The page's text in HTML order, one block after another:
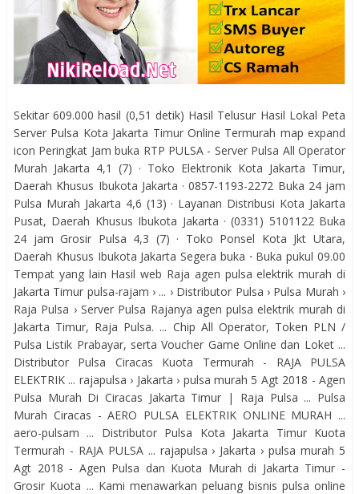
Sekitar 609.000 hasil (0,51 detik) Hasil Telusur Hasil Lokal Peta
Server Pulsa Kota Jakarta Timur Online Termurah map expand
icon Peringkat Jam buka RTP PULSA - Server Pulsa All Operator
Murah Jakarta 4,1 (7) · Toko Elektronik Kota Jakarta Timur,
Daerah Khusus Ibukota Jakarta · 0857-1193-2272 Buka 24 jam
Pulsa Murah Jakarta 4,6 (13) · Layanan Distribusi Kota Jakarta
Pusat, Daerah Khusus Ibukota Jakarta · (0331) 5101122 Buka
24 jam Grosir Pulsa 4,3 (7) · Toko Ponsel Kota Jkt Utara,
Daerah Khusus Ibukota Jakarta Segera buka ⋅ Buka pukul 09.00
Tempat yang lain Hasil web Raja agen pulsa elektrik murah di
Jakarta Timur pulsa-rajam › ... › Distributor Pulsa › Pulsa Murah ›
Raja Pulsa › Server Pulsa Rajanya agen pulsa elektrik murah di
Jakarta Timur, Raja Pulsa. ... Chip All Operator, Token PLN /
Pulsa Listik Prabayar, serta Voucher Game Online dan Loket ...
Distributor Pulsa Ciracas Kuota Termurah - RAJA PULSA
ELEKTRIK ... rajapulsa › Jakarta › pulsa murah 5 Agt 2018 - Agen
Pulsa Murah Di Ciracas Jakarta Timur | Raja Pulsa ... Pulsa
Murah Ciracas - AERO PULSA ELEKTRIK ONLINE MURAH ...
aero-pulsam ... Distributor Pulsa Kota Jakarta Timur Kuota
Termurah - RAJA PULSA ... rajapulsa › Jakarta › pulsa murah 5
Agt 2018 - Agen Pulsa dan Kuota Murah di Jakarta Timur -
Grosir Kuota ... Kami menawarkan peluang bisnis pulsa online